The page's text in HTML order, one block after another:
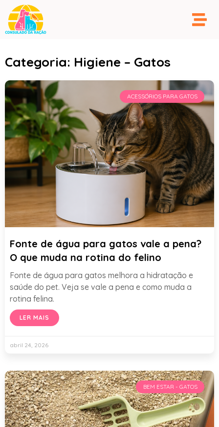
Categoria: Higiene – Gatos
ACESSÓRIOS PARA GATOS
Fonte de água para gatos vale a pena?
O que muda na rotina do felino
Fonte de água para gatos melhora a hidratação e
saúde do pet. Veja se vale a pena e como muda a
rotina felina.
LER MAIS
abril 24, 2026
BEM ESTAR - GATOS